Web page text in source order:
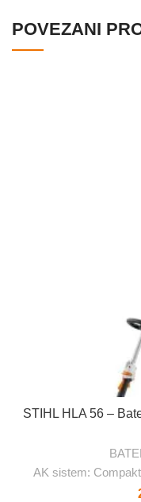
POVEZANI
STIHL HLA 56 –
AK sistem: